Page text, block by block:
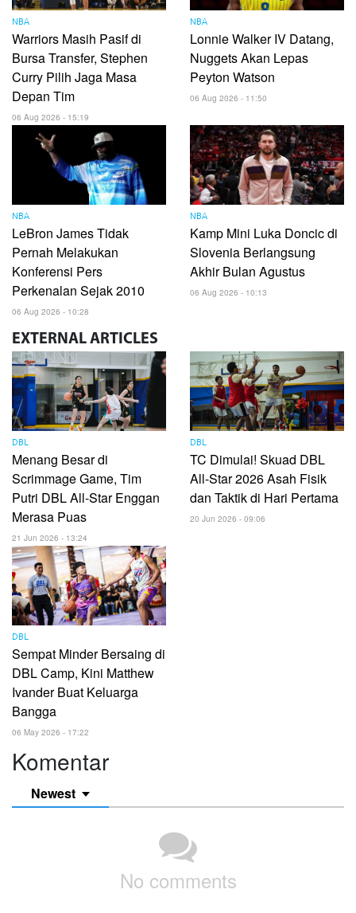
NBA
Warriors Masih Pasif di
Bursa Transfer, Stephen
Curry Pilih Jaga Masa
Depan Tim
06 Aug 2026 - 15:19
NBA
Lonnie Walker IV Datang,
Nuggets Akan Lepas
Peyton Watson
06 Aug 2026 - 11:50
NBA
LeBron James Tidak
Pernah Melakukan
Konferensi Pers
Perkenalan Sejak 2010
06 Aug 2026 - 10:28
NBA
Kamp Mini Luka Doncic di
Slovenia Berlangsung
Akhir Bulan Agustus
06 Aug 2026 - 10:13
EXTERNAL ARTICLES
DBL
Menang Besar di
Scrimmage Game, Tim
Putri DBL All-Star Enggan
Merasa Puas
21 Jun 2026 - 13:24
DBL
TC Dimulai! Skuad DBL
All-Star 2026 Asah Fisik
dan Taktik di Hari Pertama
20 Jun 2026 - 09:06
DBL
Sempat Minder Bersaing di
DBL Camp, Kini Matthew
Ivander Buat Keluarga
Bangga
06 May 2026 - 17:22
Komentar
Newest
No comments